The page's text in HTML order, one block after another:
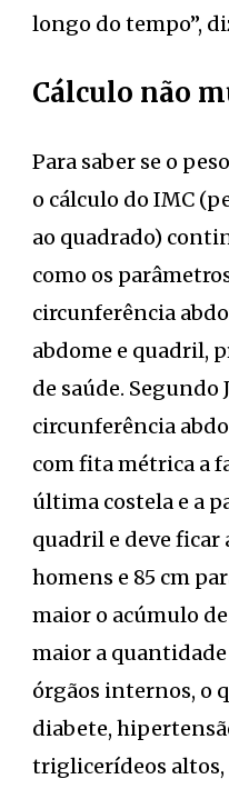
longo do tempo”,
Cálculo não
Para saber se o
o cálculo do IMC
ao quadrado)
como os
circunferência
abdome e quadril,
de saúde. Segundo
circunferência
com fita métrica a
última costela e a
quadril e deve ficar
homens e 85 cm
maior o acúmulo
maior a
órgãos internos, o
diabete,
triglicerídeos altos,